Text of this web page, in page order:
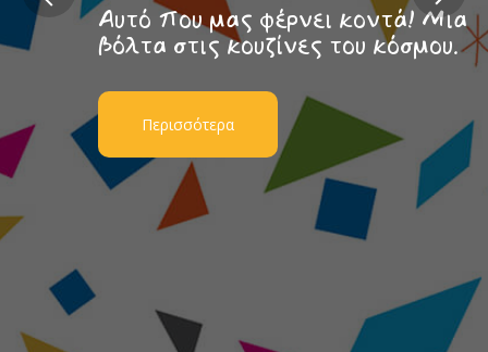
Αυτό που μας φέρνει κοντά! Μια
βόλτα στις κουζίνες του κόσμου.
Περισσότερα